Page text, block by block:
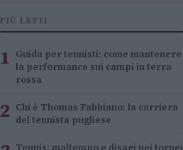
PIÙ LETTI
1 Guida per tennisti: come mantenere
la performance sui campi in terra
rossa
2 Chi è Thomas Fabbiano: la carriera
del tennista pugliese
Tennis: maltempo e disagi nei tornei